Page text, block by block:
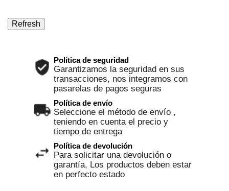
Política de seguridad
Garantizamos la seguridad en sus
transacciones, nos integramos con
pasarelas de pagos seguras
Política de envío
Seleccione el método de envío ,
teniendo en cuenta el precio y
tiempo de entrega
Política de devolución
Para solicitar una devolución o
garantía, Los productos deben estar
en perfecto estado